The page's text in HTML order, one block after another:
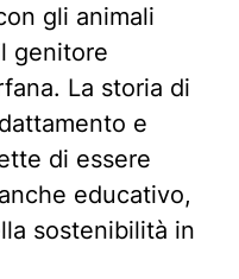
gli animali
genitore
La storia di
e
di essere
educativo,
sostenibilità in